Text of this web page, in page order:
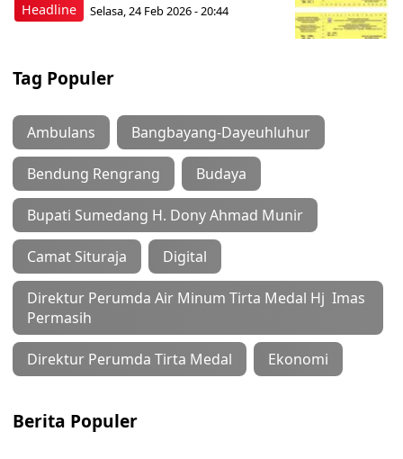
Headline Selasa, 24 Feb 2026 - 20:44
Tag Populer
Ambulans Bangbayang-Dayeuhluhur
Bendung Rengrang Budaya
Bupati Sumedang H. Dony Ahmad Munir
Camat Situraja Digital
Direktur Perumda Air Minum Tirta Medal Hj Imas
Permasih
Direktur Perumda Tirta Medal Ekonomi
Berita Populer